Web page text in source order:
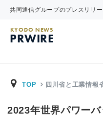
共同通信グループのプレスリリ
KYODO NEWS
PRWIRE
TOP 四川省と工業情報
2023年世界パワー